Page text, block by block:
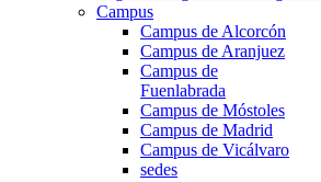
Campus
Campus de Alcorcón
Campus de Aranjuez
Campus de
Fuenlabrada
Campus de Móstoles
Campus de Madrid
Campus de Vicálvaro
sedes